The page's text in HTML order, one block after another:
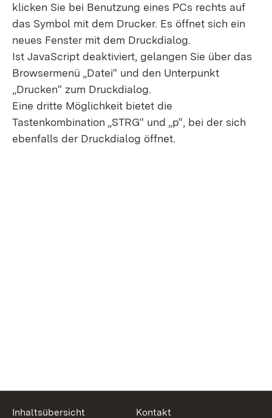
klicken Sie bei Benutzung eines PCs rechts auf
das Symbol mit dem Drucker. Es öffnet sich ein
neues Fenster mit dem Druckdialog.
Ist JavaScript deaktiviert, gelangen Sie über das
Browsermenü „Datei“ und den Unterpunkt
„Drucken“ zum Druckdialog.
Eine dritte Möglichkeit bietet die
Tastenkombination „STRG“ und „p“, bei der sich
ebenfalls der Druckdialog öffnet.
Inhaltsübersicht
Kontakt